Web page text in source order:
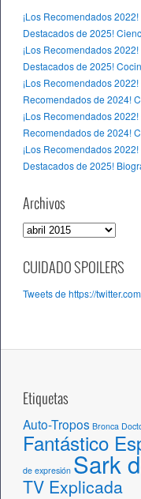
¡Los Recomendados
Destacados de 2025!
¡Los Recomendados
Destacados de 2025!
¡Los Recomendados
Recomendados de 2024!
¡Los Recomendados
Recomendados de 2024!
¡Los Recomendados
Destacados de 2025!
Archivos
A
c
i
CUIDADO SPOILERS
Tweets de https://
Etiquetas
Auto-Tropos Bronca
Fantástico
de expresión Sark
TV Explicada